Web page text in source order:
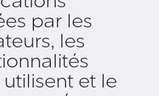
par les
les
et le